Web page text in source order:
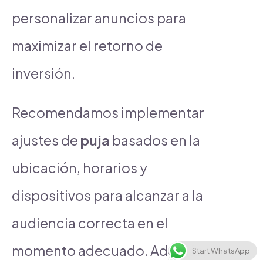
personalizar anuncios para
maximizar el retorno de
inversión.
Recomendamos implementar
ajustes de puja basados en la
ubicación, horarios y
dispositivos para alcanzar a la
audiencia correcta en el
momento adecuado. Además,Start WhatsApp